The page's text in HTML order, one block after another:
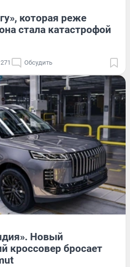
которая реже
стала катастрофой
271 Обсудить
Новый
кроссовер бросает